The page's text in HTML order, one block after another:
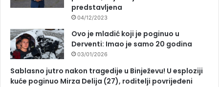
predstavljena
04/12/2023
Ovo je mladić koji je poginuo u
Derventi: Imao je samo 20 godina
03/01/2026
Sablasno jutro nakon tragedije u Binježevu! U esploziji
kuće poginuo Mirza Delija (27), roditelji povrijeđeni